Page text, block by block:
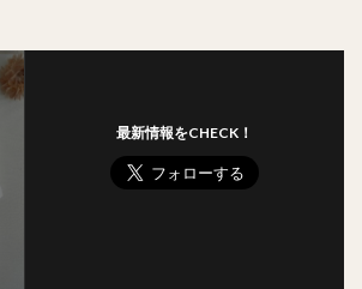
最新情報をCHECK！